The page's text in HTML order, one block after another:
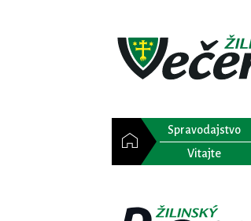
Spravodajstvo
Vitajte